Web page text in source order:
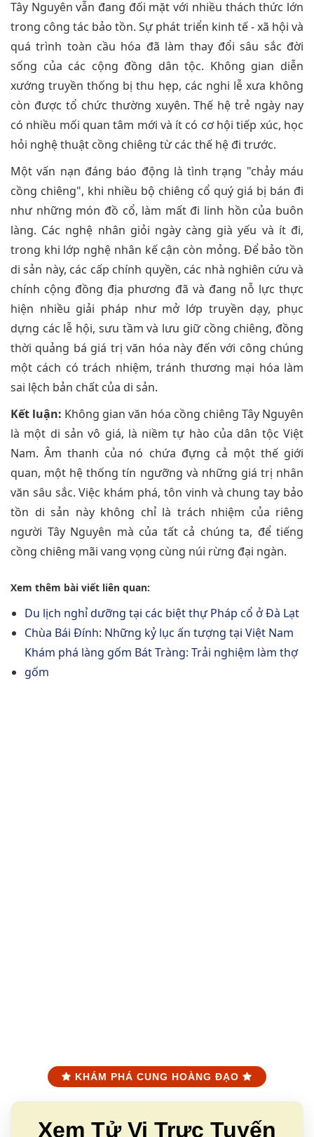
Tây Nguyên vẫn đang đối mặt với nhiều thách thức lớn
trong công tác bảo tồn. Sự phát triển kinh tế - xã hội và
quá trình toàn cầu hóa đã làm thay đổi sâu sắc đời
sống của các cộng đồng dân tộc. Không gian diễn
xướng truyền thống bị thu hẹp, các nghi lễ xưa không
còn được tổ chức thường xuyên. Thế hệ trẻ ngày nay
có nhiều mối quan tâm mới và ít có cơ hội tiếp xúc, học
hỏi nghệ thuật cồng chiêng từ các thế hệ đi trước.
Một vấn nạn đáng báo động là tình trạng "chảy máu
cồng chiêng", khi nhiều bộ chiêng cổ quý giá bị bán đi
như những món đồ cổ, làm mất đi linh hồn của buôn
làng. Các nghệ nhân giỏi ngày càng già yếu và ít đi,
trong khi lớp nghệ nhân kế cận còn mỏng. Để bảo tồn
di sản này, các cấp chính quyền, các nhà nghiên cứu và
chính cộng đồng địa phương đã và đang nỗ lực thực
hiện nhiều giải pháp như mở lớp truyền dạy, phục
dựng các lễ hội, sưu tầm và lưu giữ cồng chiêng, đồng
thời quảng bá giá trị văn hóa này đến với công chúng
một cách có trách nhiệm, tránh thương mại hóa làm
sai lệch bản chất của di sản.
Kết luận: Không gian văn hóa cồng chiêng Tây Nguyên
là một di sản vô giá, là niềm tự hào của dân tộc Việt
Nam. Âm thanh của nó chứa đựng cả một thế giới
quan, một hệ thống tín ngưỡng và những giá trị nhân
văn sâu sắc. Việc khám phá, tôn vinh và chung tay bảo
tồn di sản này không chỉ là trách nhiệm của riêng
người Tây Nguyên mà của tất cả chúng ta, để tiếng
cồng chiêng mãi vang vọng cùng núi rừng đại ngàn.
Xem thêm bài viết liên quan:
Du lịch nghỉ dưỡng tại các biệt thự Pháp cổ ở Đà Lạt
Chùa Bái Đính: Những kỷ lục ấn tượng tại Việt Nam
Khám phá làng gốm Bát Tràng: Trải nghiệm làm thợ
gốm
KHÁM PHÁ CUNG HOÀNG ĐẠO